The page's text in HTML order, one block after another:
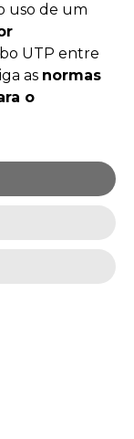
uso de um
UTP entre
as normas
o